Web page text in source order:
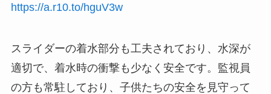
https://a.r10.to/hguV3w
スライダーの着水部分も工夫されており、水深が
適切で、着水時の衝撃も少なく安全です。監視員
の方も常駐しており、子供たちの安全を見守って